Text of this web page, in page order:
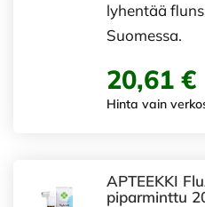
lyhentää
Suomessa.
20,61 €
Hinta vain
APTEEKKI
piparminttu